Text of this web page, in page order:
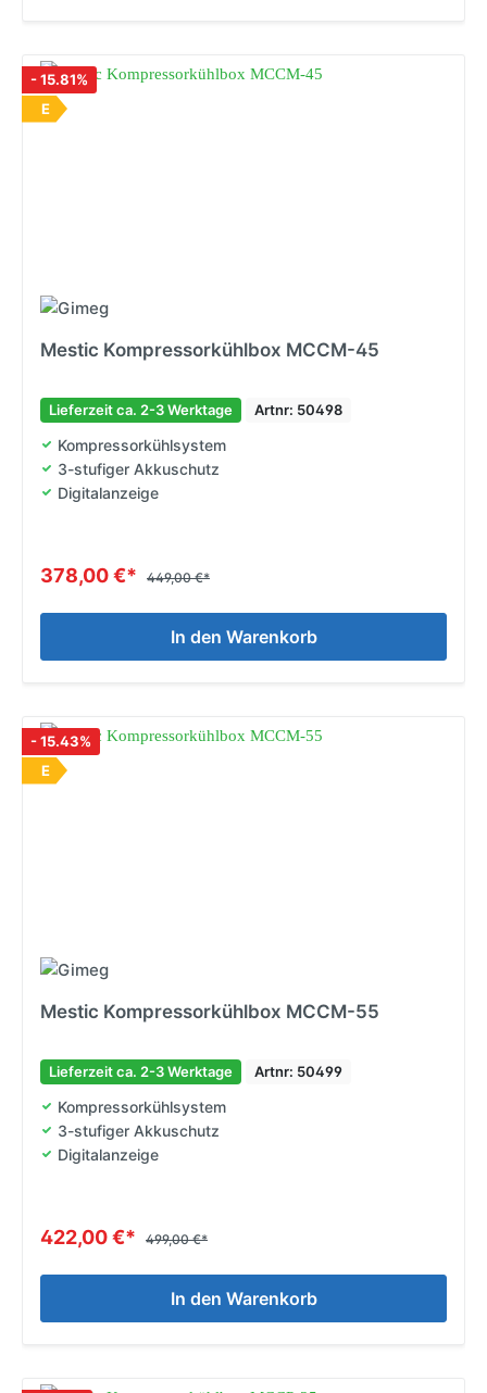
- 15.81%
E
Mestic Kompressorkühlbox MCCM-45
Lieferzeit ca. 2-3 Werktage Artnr: 50498
Kompressorkühlsystem
3-stufiger Akkuschutz
Digitalanzeige
378,00 €* 449,00 €*
In den Warenkorb
- 15.43%
E
Mestic Kompressorkühlbox MCCM-55
Lieferzeit ca. 2-3 Werktage Artnr: 50499
Kompressorkühlsystem
3-stufiger Akkuschutz
Digitalanzeige
422,00 €* 499,00 €*
In den Warenkorb